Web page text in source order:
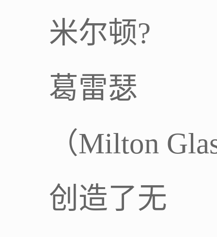
米尔顿?
葛雷瑟
（Milton
创造了无